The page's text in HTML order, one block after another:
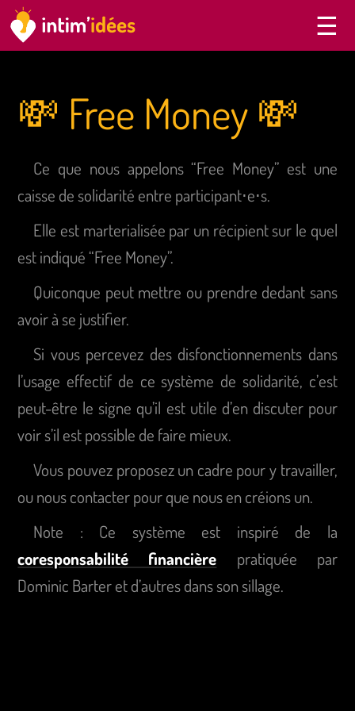
💸 Free Money 💸
Ce que nous appelons “Free Money” est une
caisse de solidarité entre participant⋅e⋅s.
Elle est marterialisée par un récipient sur le quel
est indiqué “Free Money”.
Quiconque peut mettre ou prendre dedant sans
avoir à se justifier.
Si vous percevez des disfonctionnements dans
l’usage effectif de ce système de solidarité, c’est
peut-être le signe qu’il est utile d’en discuter pour
voir s’il est possible de faire mieux.
Vous pouvez proposez un cadre pour y travailler,
ou nous contacter pour que nous en créions un.
Note : Ce système est inspiré de la
coresponsabilité financière pratiquée par
Dominic Barter et d’autres dans son sillage.